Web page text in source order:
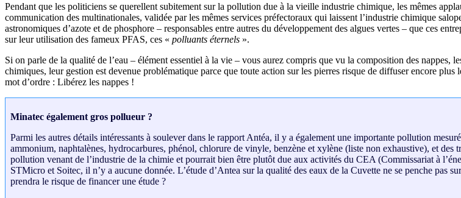
Pendant que les politiciens se querellent subitement sur la pollution due à la vieille industrie chimique, les mêmes
communication des multinationales, validée par les mêmes services préfectoraux qui laissent l’industrie chimique
astronomiques d’azote et de phosphore – responsables entre autres du développement des algues vertes – que ces
sur leur utilisation des fameux PFAS, ces « polluants éternels ».
Si on parle de la qualité de l’eau – élément essentiel à la vie – vous aurez compris que vu la composition des
chimiques, leur gestion est devenue problématique parce que toute action sur les pierres risque de diffuser encore
mot d’ordre : Libérez les nappes !
Minatec également gros pollueur ?
Parmi les autres détails intéressants à soulever dans le rapport Antéa, il y a également une importante pollution
ammonium, naphtalènes, hydrocarbures, phénol, chlorure de vinyle, benzène et xylène (liste non exhaustive), et des
pollution venant de l’industrie de la chimie et pourrait bien être plutôt due aux activités du CEA (Commissariat à
STMicro et Soitec, il n’y a aucune donnée. L’étude d’Antea sur la qualité des eaux de la Cuvette ne se penche
prendra le risque de financer une étude ?